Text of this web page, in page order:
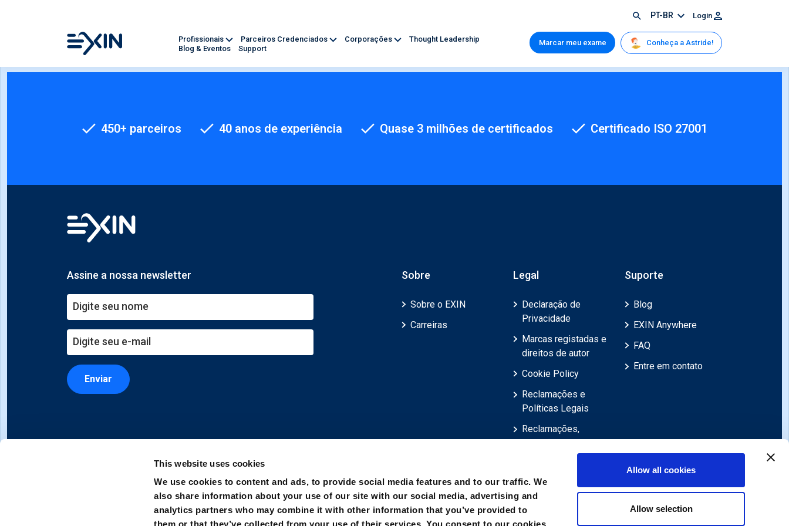
This website uses cookies
We use cookies to content and ads, to provide social media features and to our traffic. We
also share information about your use of our site with our social media, advertising and
analytics partners who may combine it with other information that you’ve provided to
Allow all cookies
Allow selection
PT-BR Login
Profissionais Parceiros Credenciados Corporações
Thought Leadership
Blog & Eventos
Support
Marcar meu exame Conheça a Astride!
450+ parceiros 40 anos de experiência Quase 3 milhões de certificados Certificado ISO 27001
Assine a nossa newsletter
Enviar
Sobre
Sobre o EXIN
Carreiras
Legal
Declaração de
Privacidade
Marcas registadas e
direitos de autor
Cookie Policy
Reclamações e
Políticas Legais
Reclamações,
Declaração de
exoneração de
responsabilidade
Suporte
Blog
EXIN Anywhere
FAQ
Entre em contato